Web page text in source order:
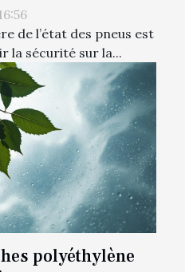
de l’état des pneus est
la sécurité sur la...
polyéthylène